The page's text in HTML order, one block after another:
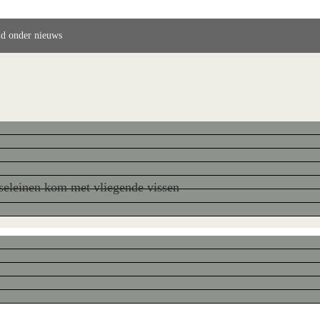
onder nieuws
kom met vliegende vissen